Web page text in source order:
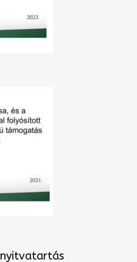
nyitvatartás